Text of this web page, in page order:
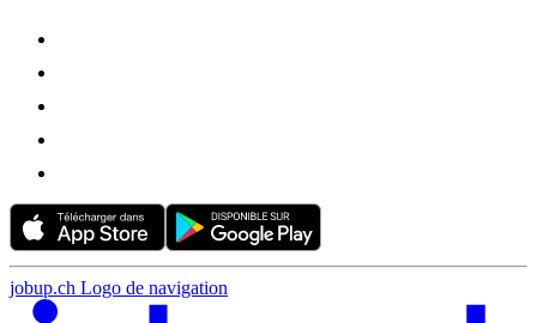
jobup.ch Logo de navigation